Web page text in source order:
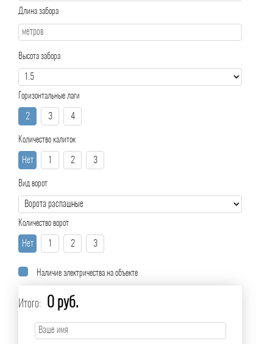
Длина забора
Высота забора
Горизонтальные лаги
2 3 4
Количество калиток
Нет 1 2 3
Вид ворот
Количество ворот
Нет 1 2 3
Наличие электричества на объекте
Итого: 0 руб.